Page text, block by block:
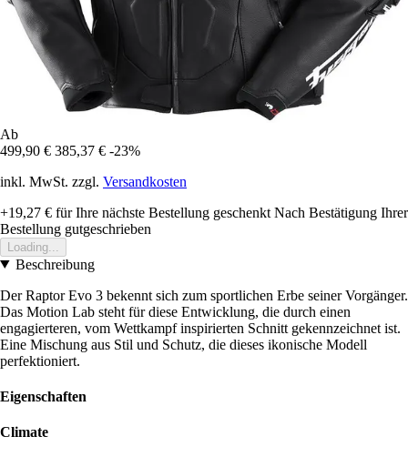
Ab
499,90 € 385,37 € -23%
inkl. MwSt. zzgl. Versandkosten
+19,27 € für Ihre nächste Bestellung geschenkt Nach Bestätigung Ihrer
Bestellung gutgeschrieben
Loading...
Beschreibung
Der Raptor Evo 3 bekennt sich zum sportlichen Erbe seiner Vorgänger.
Das Motion Lab steht für diese Entwicklung, die durch einen
engagierteren, vom Wettkampf inspirierten Schnitt gekennzeichnet ist.
Eine Mischung aus Stil und Schutz, die dieses ikonische Modell
perfektioniert.
Eigenschaften
Climate